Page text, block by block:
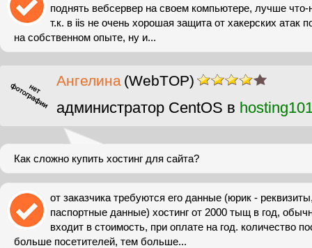
поднять вебсервер на своем компьютере, лучше
т.к. в iis не очень хорошая защита от хакерских атак
на собственном опыте, ну и...
Ангелина (WebTOP)
администратор CentOS в
Как сложно купить хостинг для сайта?
от заказчика требуются его данные (юрик -
паспортные данные) хостинг от 2000 тыщ в год,
входит в стоимость, при оплате на год. количество
больше посетителей, тем больше...